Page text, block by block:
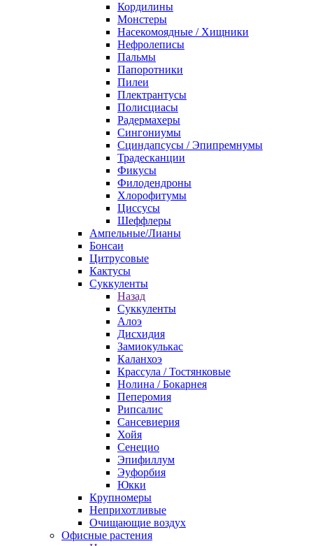
Кордилины
Монстеры
Насекомоядные / Хищники
Нефролеписы
Пальмы
Папоротники
Пилеи
Плектрантусы
Полисциасы
Радермахеры
Сингониумы
Сциндапсусы / Эпипремнумы
Традесканции
Фикусы
Филодендроны
Хлорофитумы
Циссусы
Шеффлеры
Ампельные/Лианы
Бонсаи
Цитрусовые
Кактусы
Суккуленты
Назад
Суккуленты
Алоэ
Дисхидия
Замиокулькас
Каланхоэ
Крассула / Тостянковые
Нолина / Бокарнея
Пеперомия
Рипсалис
Сансевиерия
Хойя
Сенецио
Эпифиллум
Эуфорбия
Юкки
Крупномеры
Неприхотливые
Очищающие воздух
Офисные растения